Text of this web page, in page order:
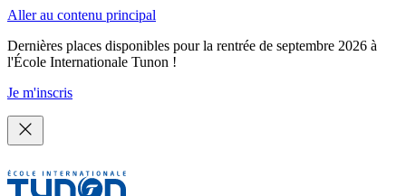
Aller au contenu principal
Dernières places disponibles pour la rentrée de septembre 2026 à
l'École Internationale Tunon !
Je m'inscris